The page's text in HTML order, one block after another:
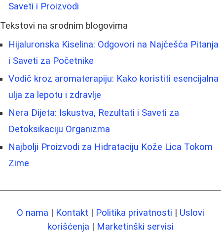
Saveti i Proizvodi
Tekstovi na srodnim blogovima
Hijaluronska Kiselina: Odgovori na Najčešća Pitanja
i Saveti za Početnike
Vodič kroz aromaterapiju: Kako koristiti esencijalna
ulja za lepotu i zdravlje
Nera Dijeta: Iskustva, Rezultati i Saveti za
Detoksikaciju Organizma
Najbolji Proizvodi za Hidrataciju Kože Lica Tokom
Zime
O nama | Kontakt | Politika privatnosti | Uslovi
korišćenja | Marketinški servisi